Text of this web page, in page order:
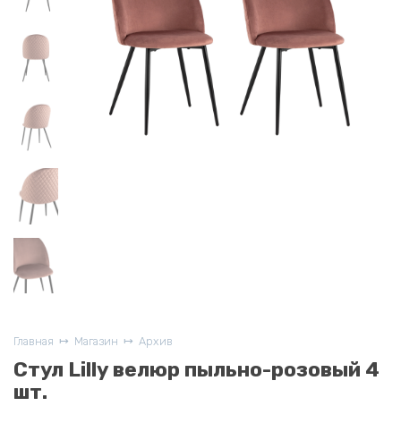
Главная Магазин Архив
Стул Lilly велюр пыльно-розовый 4
шт.